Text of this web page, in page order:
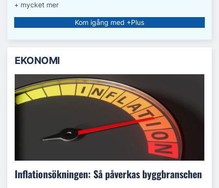
+ mycket mer
Kom igång med +Plus
EKONOMI
Inflationsökningen: Så påverkas byggbranschen